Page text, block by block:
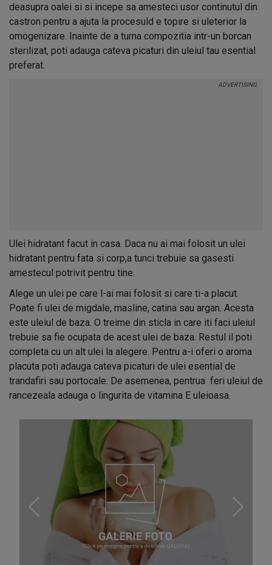
deasupra oalei si si incepe sa amesteci usor continutul din
castron pentru a ajuta la procesuld e topire si uleterior la
omogenizare. Inainte de a turna compozitia intr-un borcan
sterilizat, poti adauga cateva picaturi din uleiul tau esential
preferat.
Ulei hidratant facut in casa. Daca nu ai mai folosit un ulei
hidratant pentru fata si corp,a tunci trebuie sa gasesti
amestecul potrivit pentru tine.
Alege un ulei pe care l-ai mai folosit si care ti-a placut.
Poate fi ulei de migdale, masline, catina sau argan. Acesta
este uleiul de baza. O treime din sticla in care iti faci uleiul
trebuie sa fie ocupata de acest ulei de baza. Restul il poti
completa cu un alt ulei la alegere. Pentru a-i oferi o aroma
placuta poti adauga cateva picaturi de ulei esential de
trandafiri sau portocale. De asemenea, pentrua feri uleiul de
rancezeala adauga o lingurita de vitamina E uleioasa.